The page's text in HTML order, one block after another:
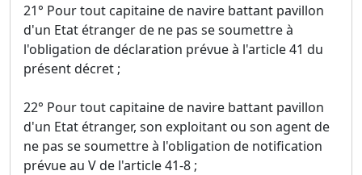
21° Pour tout capitaine de navire battant pavillon
d'un Etat étranger de ne pas se soumettre à
l'obligation de déclaration prévue à l'article 41 du
présent décret ;
22° Pour tout capitaine de navire battant pavillon
d'un Etat étranger, son exploitant ou son agent de
ne pas se soumettre à l'obligation de notification
prévue au V de l'article 41-8 ;